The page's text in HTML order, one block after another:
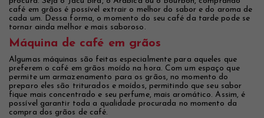
café em grãos é possível extrair o melhor do sabor e do aroma de
cada um. Dessa forma, o momento do seu café da tarde pode se
tornar ainda melhor e mais saboroso.
Máquina de café em grãos
Algumas máquinas são feitas especialmente para aqueles que
preferem o café em grãos moído na hora. Com um espaço que
permite um armazenamento para os grãos, no momento do
preparo eles são triturados e moídos, permitindo que seu sabor
fique mais concentrado e seu perfume, mais aromático. Assim, é
possível garantir toda a qualidade procurada no momento da
compra dos grãos de café.